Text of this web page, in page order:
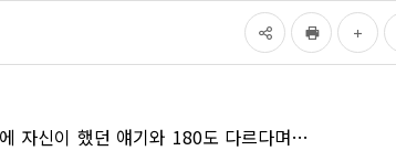
자신이 했던 얘기와 180도 다르다며…